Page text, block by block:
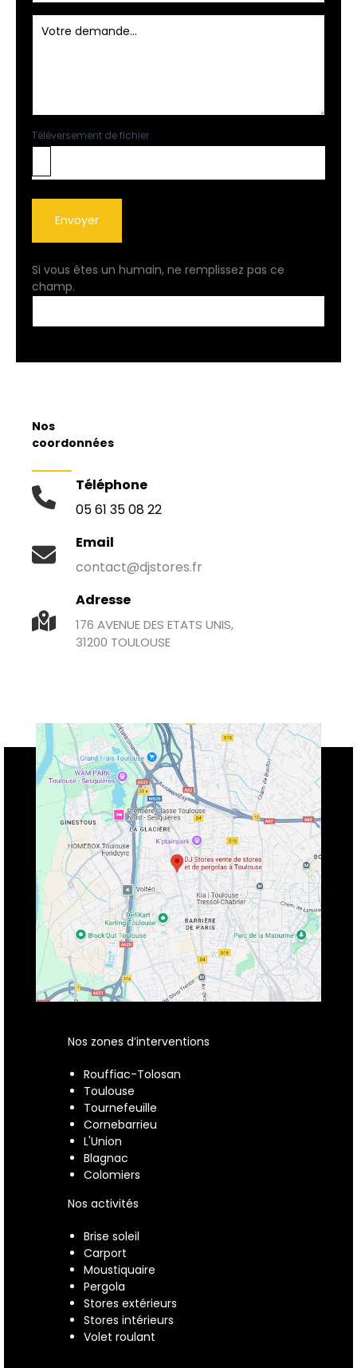
Téléversement de fichier
Envoyer
Si vous êtes un humain, ne remplissez pas ce
champ.
Nos
coordonnées
Téléphone
05 61 35 08 22
Email
contact@djstores.fr
Adresse
176 AVENUE DES ETATS UNIS,
31200 TOULOUSE
Nos zones d’interventions
Rouffiac-Tolosan
Toulouse
Tournefeuille
Cornebarrieu
L'Union
Blagnac
Colomiers
Nos activités
Brise soleil
Carport
Moustiquaire
Pergola
Stores extérieurs
Stores intérieurs
Volet roulant